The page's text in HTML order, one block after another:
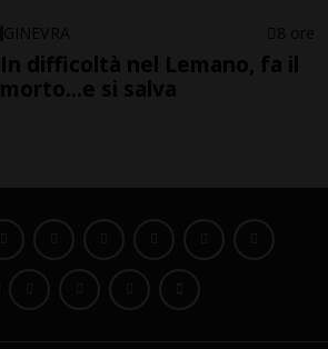
GINEVRA 8 ore
In difficoltà nel Lemano, fa il
morto...e si salva